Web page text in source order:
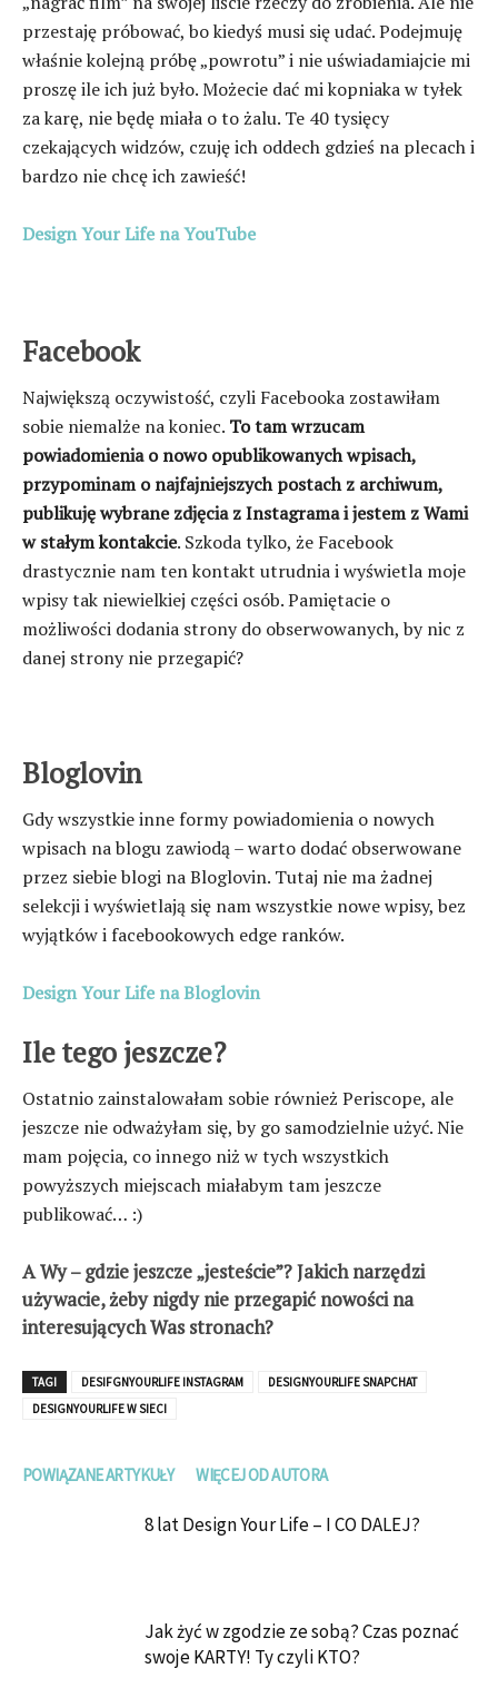
przestaję próbować, bo kiedyś musi się udać. Podejmuję
właśnie kolejną próbę „powrotu” i nie uświadamiajcie mi
proszę ile ich już było. Możecie dać mi kopniaka w tyłek
za karę, nie będę miała o to żalu. Te 40 tysięcy
czekających widzów, czuję ich oddech gdzieś na plecach i
bardzo nie chcę ich zawieść!
Design Your Life na YouTube
Facebook
Największą oczywistość, czyli Facebooka zostawiłam
sobie niemalże na koniec. To tam wrzucam
powiadomienia o nowo opublikowanych wpisach,
przypominam o najfajniejszych postach z archiwum,
publikuję wybrane zdjęcia z Instagrama i jestem z Wami
w stałym kontakcie. Szkoda tylko, że Facebook
drastycznie nam ten kontakt utrudnia i wyświetla moje
wpisy tak niewielkiej części osób. Pamiętacie o
możliwości dodania strony do obserwowanych, by nic z
danej strony nie przegapić?
Bloglovin
Gdy wszystkie inne formy powiadomienia o nowych
wpisach na blogu zawiodą – warto dodać obserwowane
przez siebie blogi na Bloglovin. Tutaj nie ma żadnej
selekcji i wyświetlają się nam wszystkie nowe wpisy, bez
wyjątków i facebookowych edge ranków.
Design Your Life na Bloglovin
Ile tego jeszcze?
Ostatnio zainstalowałam sobie również Periscope, ale
jeszcze nie odważyłam się, by go samodzielnie użyć. Nie
mam pojęcia, co innego niż w tych wszystkich
powyższych miejscach miałabym tam jeszcze
publikować… :)
A Wy – gdzie jeszcze „jesteście”? Jakich narzędzi
używacie, żeby nigdy nie przegapić nowości na
interesujących Was stronach?
TAGI DESIFGNYOURLIFE INSTAGRAM
DESIGNYOURLIFE SNAPCHAT
DESIGNYOURLIFE W SIECI
POWIĄZANE ARTYKUŁY WIĘCEJ OD AUTORA
8 lat Design Your Life – I CO DALEJ?
Jak żyć w zgodzie ze sobą? Czas poznać
swoje KARTY! Ty czyli KTO?